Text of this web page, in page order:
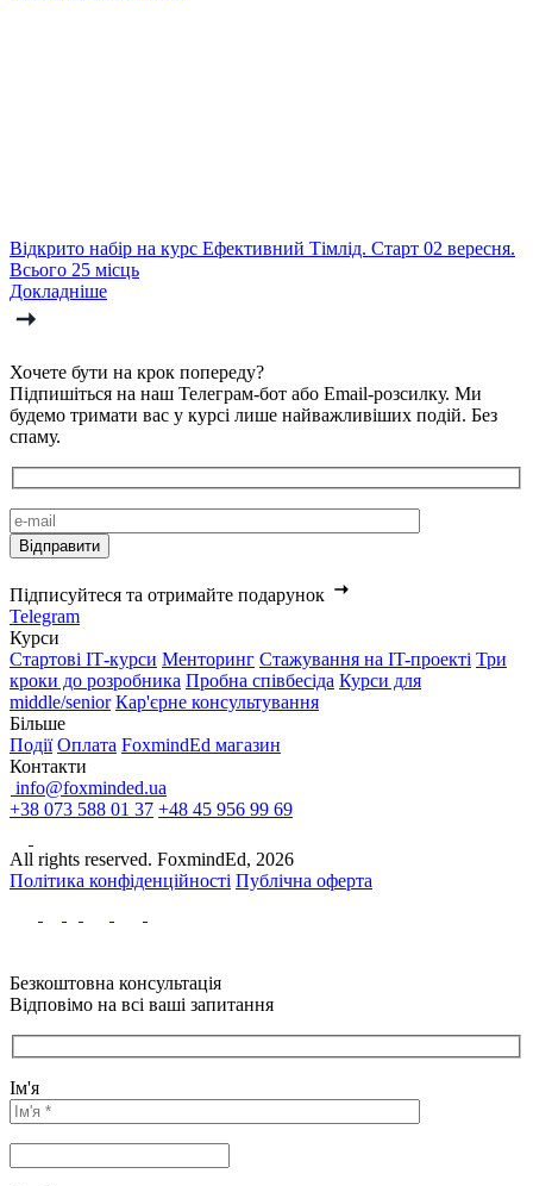
Відкрито набір на курс Ефективний Тімлід. Старт 02 вересня.
Всього 25 місць
Докладніше
Хочете бути на крок попереду?
Підпишіться на наш Телеграм-бот або Email-розсилку. Ми
будемо тримати вас у курсі лише найважливіших подій. Без
спаму.
Підписуйтеся та отримайте подарунок
Telegram
Курси
Стартові IТ-курси Менторинг Стажування на IT-проекті Три
кроки до розробника Пробна співбесіда Курси для
middle/senior Кар'єрне консультування
Більше
Події Оплата FoxmindEd магазин
Контакти
info@foxminded.ua
+38 073 588 01 37 +48 45 956 99 69
All rights reserved. FoxmindEd, 2026
Політика конфіденційності Публічна оферта
Безкоштовна консультація
Відповімо на всі ваші запитання
Ім'я